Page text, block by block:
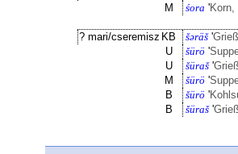
M
śora 'Korn,
? mari/cseremisz KB šəräš'
U
šürö '
U
šüraš'
M
šürö '
B
šürö '
B
šüraš'